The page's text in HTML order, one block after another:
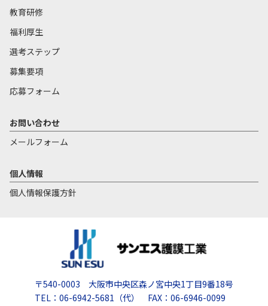
教育研修
福利厚生
選考ステップ
募集要項
応募フォーム
お問い合わせ
メールフォーム
個人情報
個人情報保護方針
〒540-0003 大阪市中央区森ノ宮中央1丁目9番18号
TEL：06-6942-5681（代） FAX：06-6946-0099